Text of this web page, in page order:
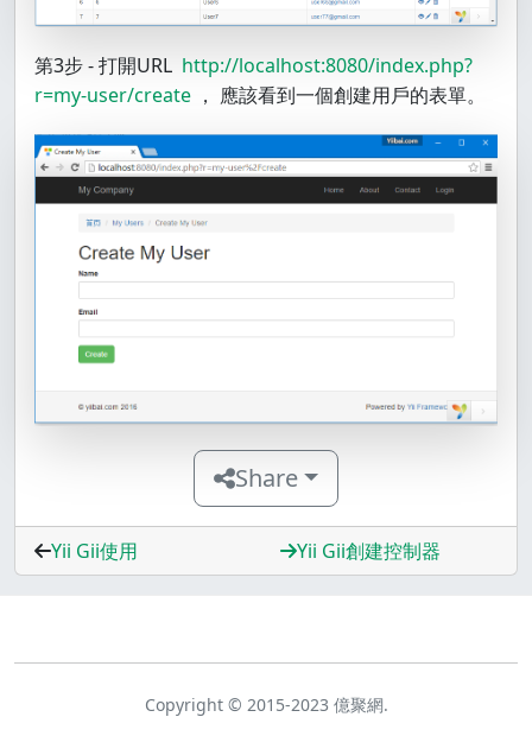
第3步 - 打開URL http://localhost:8080/index.php?
r=my-user/create ， 應該看到一個創建用戶的表單。
Share
Yii Gii使用 Yii Gii創建控制器
Copyright © 2015-2023 億聚網.